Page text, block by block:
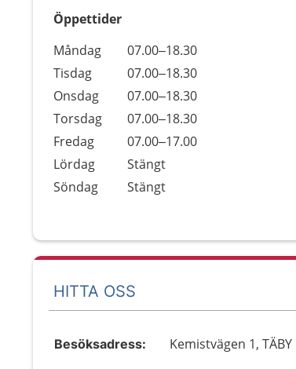
Öppettider
Dag
Öppettider
Kommentarer
Måndag
07.00–18.30
Tisdag
07.00–18.30
Onsdag
07.00–18.30
Torsdag
07.00–18.30
Fredag
07.00–17.00
Lördag
Stängt
Söndag
Stängt
HITTA OSS
Besöksadress: Kemistvägen 1, TÄBY